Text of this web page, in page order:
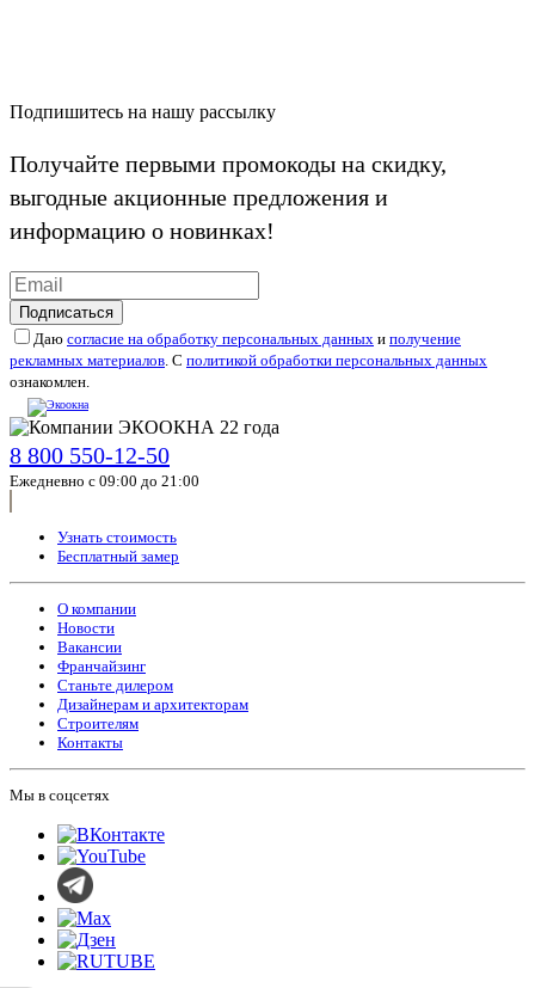
Подпишитесь на нашу рассылку
Получайте первыми промокоды на скидку,
выгодные акционные предложения и
информацию о новинках!
Подписаться
Даю согласие на обработку персональных данных и получение
рекламных материалов. С политикой обработки персональных данных
ознакомлен.
8 800 550-12-50
Ежедневно с 09:00 до 21:00
Узнать стоимость
Бесплатный замер
О компании
Новости
Вакансии
Франчайзинг
Станьте дилером
Дизайнерам и архитекторам
Строителям
Контакты
Мы в соцсетях